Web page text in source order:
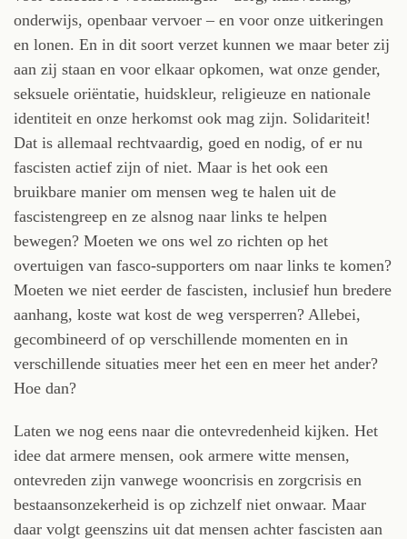
onderwijs, openbaar vervoer – en voor onze uitkeringen
en lonen. En in dit soort verzet kunnen we maar beter zij
aan zij staan en voor elkaar opkomen, wat onze gender,
seksuele oriëntatie, huidskleur, religieuze en nationale
identiteit en onze herkomst ook mag zijn. Solidariteit!
Dat is allemaal rechtvaardig, goed en nodig, of er nu
fascisten actief zijn of niet. Maar is het ook een
bruikbare manier om mensen weg te halen uit de
fascistengreep en ze alsnog naar links te helpen
bewegen? Moeten we ons wel zo richten op het
overtuigen van fasco-supporters om naar links te komen?
Moeten we niet eerder de fascisten, inclusief hun bredere
aanhang, koste wat kost de weg versperren? Allebei,
gecombineerd of op verschillende momenten en in
verschillende situaties meer het een en meer het ander?
Hoe dan?
Laten we nog eens naar die ontevredenheid kijken. Het
idee dat armere mensen, ook armere witte mensen,
ontevreden zijn vanwege wooncrisis en zorgcrisis en
bestaansonzekerheid is op zichzelf niet onwaar. Maar
daar volgt geenszins uit dat mensen achter fascisten aan